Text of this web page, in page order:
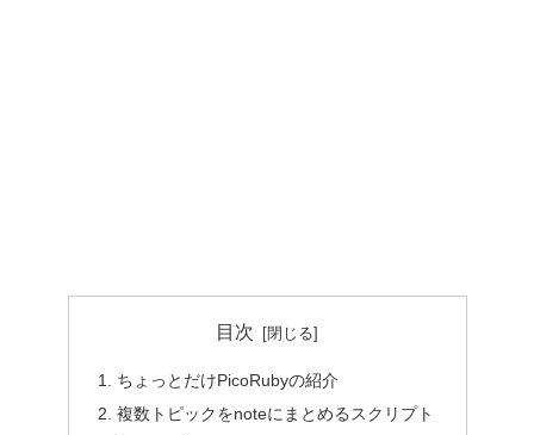
目次
ちょっとだけPicoRubyの紹介
複数トピックをnoteにまとめるスクリプト